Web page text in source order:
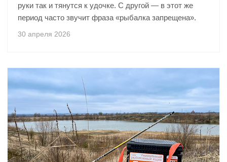
руки так и тянутся к удочке. С другой — в этот же
период часто звучит фраза «рыбалка запрещена».
30 апреля 2026